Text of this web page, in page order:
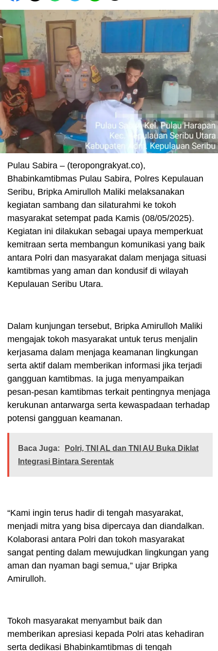
Pulau Sabira – (teropongrakyat.co),
Bhabinkamtibmas Pulau Sabira, Polres Kepulauan
Seribu, Bripka Amirulloh Maliki melaksanakan
kegiatan sambang dan silaturahmi ke tokoh
masyarakat setempat pada Kamis (08/05/2025).
Kegiatan ini dilakukan sebagai upaya memperkuat
kemitraan serta membangun komunikasi yang baik
antara Polri dan masyarakat dalam menjaga situasi
kamtibmas yang aman dan kondusif di wilayah
Kepulauan Seribu Utara.
Dalam kunjungan tersebut, Bripka Amirulloh Maliki
mengajak tokoh masyarakat untuk terus menjalin
kerjasama dalam menjaga keamanan lingkungan
serta aktif dalam memberikan informasi jika terjadi
gangguan kamtibmas. Ia juga menyampaikan
pesan-pesan kamtibmas terkait pentingnya menjaga
kerukunan antarwarga serta kewaspadaan terhadap
potensi gangguan keamanan.
Baca Juga:
Polri, TNI AL dan TNI AU Buka Diklat
Integrasi Bintara Serentak
“Kami ingin terus hadir di tengah masyarakat,
menjadi mitra yang bisa dipercaya dan diandalkan.
Kolaborasi antara Polri dan tokoh masyarakat
sangat penting dalam mewujudkan lingkungan yang
aman dan nyaman bagi semua,” ujar Bripka
Amirulloh.
Tokoh masyarakat menyambut baik dan
memberikan apresiasi kepada Polri atas kehadiran
serta dedikasi Bhabinkamtibmas di tengah